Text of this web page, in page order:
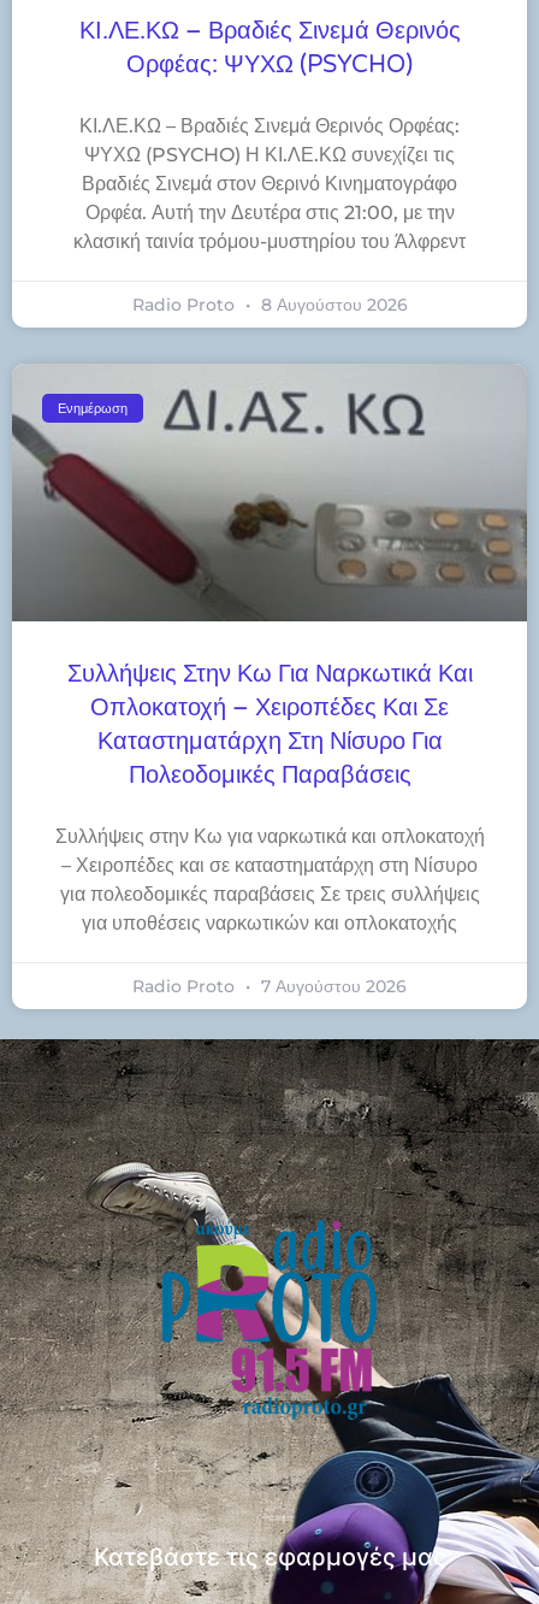
ΚΙ.ΛΕ.ΚΩ – Βραδιές Σινεμά Θερινός
Ορφέας: ΨΥΧΩ (PSYCHO)
ΚΙ.ΛΕ.ΚΩ – Βραδιές Σινεμά Θερινός Ορφέας:
ΨΥΧΩ (PSYCHO) Η ΚΙ.ΛΕ.ΚΩ συνεχίζει τις
Βραδιές Σινεμά στον Θερινό Κινηματογράφο
Ορφέα. Αυτή την Δευτέρα στις 21:00, με την
κλασική ταινία τρόμου-μυστηρίου του Άλφρεντ
Radio Proto 8 Αυγούστου 2026
Ενημέρωση
Συλλήψεις Στην Κω Για Ναρκωτικά Και
Οπλοκατοχή – Χειροπέδες Και Σε
Καταστηματάρχη Στη Νίσυρο Για
Πολεοδομικές Παραβάσεις
Συλλήψεις στην Κω για ναρκωτικά και οπλοκατοχή
– Χειροπέδες και σε καταστηματάρχη στη Νίσυρο
για πολεοδομικές παραβάσεις Σε τρεις συλλήψεις
για υποθέσεις ναρκωτικών και οπλοκατοχής
Radio Proto 7 Αυγούστου 2026
Κατεβάστε τις εφαρμογές μας